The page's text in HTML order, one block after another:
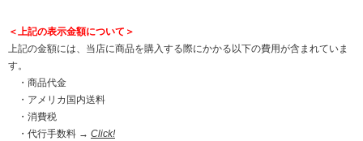
＜上記の表示金額について＞
上記の金額には、当店に商品を購入する際にかかる以下の費用が含まれていま
す。
・商品代金
・アメリカ国内送料
・消費税
・代行手数料 → Click!